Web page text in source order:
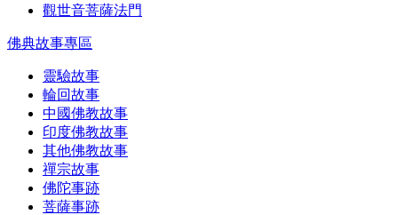
觀世音菩薩法門
佛典故事專區
靈驗故事
輪回故事
中國佛教故事
印度佛教故事
其他佛教故事
禪宗故事
佛陀事跡
菩薩事跡